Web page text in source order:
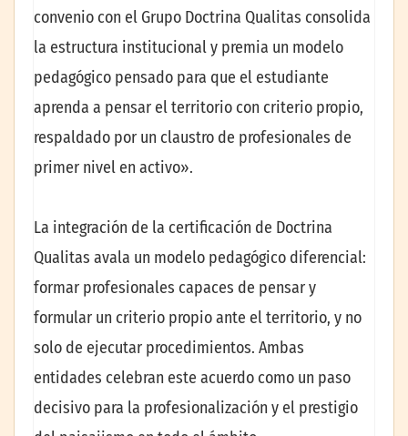
convenio con el Grupo Doctrina Qualitas consolida
la estructura institucional y premia un modelo
pedagógico pensado para que el estudiante
aprenda a pensar el territorio con criterio propio,
respaldado por un claustro de profesionales de
primer nivel en activo».
La integración de la certificación de Doctrina
Qualitas avala un modelo pedagógico diferencial:
formar profesionales capaces de pensar y
formular un criterio propio ante el territorio, y no
solo de ejecutar procedimientos. Ambas
entidades celebran este acuerdo como un paso
decisivo para la profesionalización y el prestigio